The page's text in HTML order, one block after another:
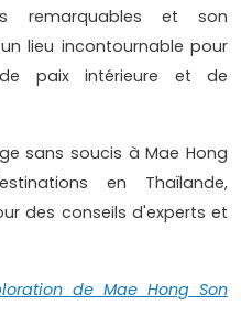
remarquables et son
lieu incontournable pour
paix intérieure et de
sans soucis à Mae Hong
en Thaïlande,
des conseils d'experts et
de Mae Hong Son